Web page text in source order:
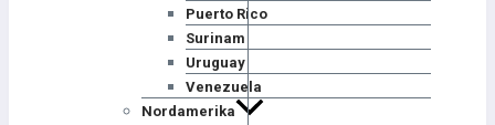
Puerto Rico
Surinam
Uruguay
Venezuela
Nordamerika